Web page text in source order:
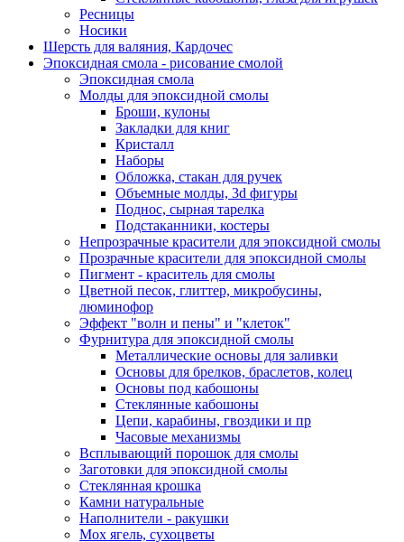
Ресницы
Носики
Шерсть для валяния, Кардочес
Эпоксидная смола - рисование смолой
Эпоксидная смола
Молды для эпоксидной смолы
Броши, кулоны
Закладки для книг
Кристалл
Наборы
Обложка, стакан для ручек
Объемные молды, 3d фигуры
Поднос, сырная тарелка
Подстаканники, костеры
Непрозрачные красители для эпоксидной смолы
Прозрачные красители для эпоксидной смолы
Пигмент - краситель для смолы
Цветной песок, глиттер, микробусины,
люминофор
Эффект "волн и пены" и "клеток"
Фурнитура для эпоксидной смолы
Металлические основы для заливки
Основы для брелков, браслетов, колец
Основы под кабошоны
Стеклянные кабошоны
Цепи, карабины, гвоздики и пр
Часовые механизмы
Всплывающий порошок для смолы
Заготовки для эпоксидной смолы
Стеклянная крошка
Камни натуральные
Наполнители - ракушки
Мох ягель, сухоцветы